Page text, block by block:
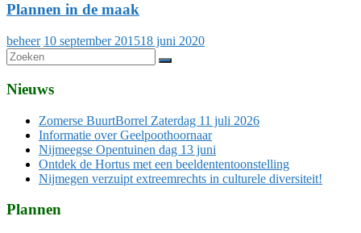
Plannen in de maak
beheer 10 september 201518 juni 2020
Nieuws
Zomerse BuurtBorrel Zaterdag 11 juli 2026
Informatie over Geelpoothoornaar
Nijmeegse Opentuinen dag 13 juni
Ontdek de Hortus met een beeldententoonstelling
Nijmegen verzuipt extreemrechts in culturele diversiteit!
Plannen